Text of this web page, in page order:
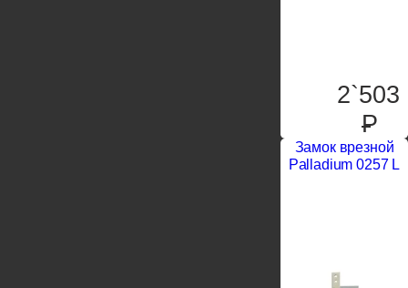
2`503
P
Замок врезной
Palladium 0257 L